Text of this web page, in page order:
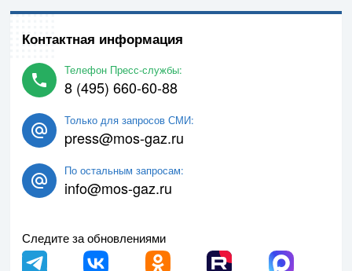
Контактная информация
Телефон Пресс-службы:
8 (495) 660-60-88
Только для запросов СМИ:
press@mos-gaz.ru
По остальным запросам:
info@mos-gaz.ru
Следите за обновлениями